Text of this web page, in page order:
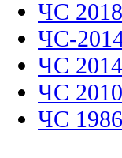
ЧС 2018
ЧС-
ЧС 2014
ЧС 2010
ЧС 1986